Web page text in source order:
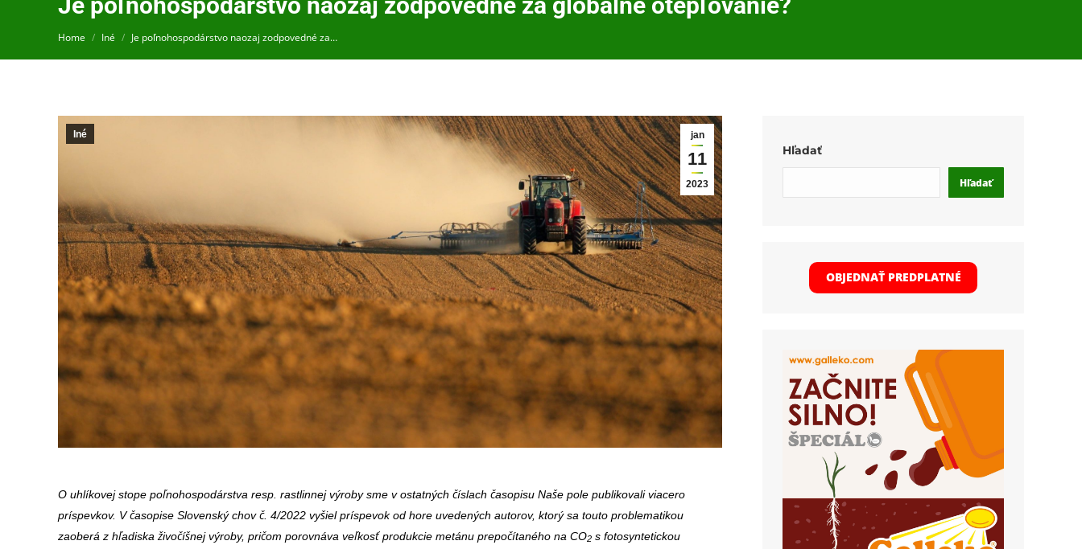
You are here:
Home Iné Je poľnohospodárstvo naozaj zodpovedné za…
jan
11
2023
Iné
O uhlíkovej stope poľnohospodárstva resp. rastlinnej výroby sme v ostatných číslach časopisu Naše pole publikovali viacero
príspevkov. V časopise Slovenský chov č. 4/2022 vyšiel príspevok od hore uvedených autorov, ktorý sa touto problematikou
zaoberá z hľadiska živočíšnej výroby, pričom porovnáva veľkosť produkcie metánu prepočítaného na CO2 s fotosyntetickou
Hľadať
Hľadať
OBJEDNAŤ PREDPLATNÉ